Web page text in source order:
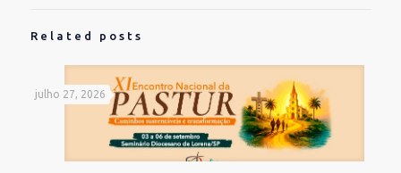
Related posts
julho 27, 2026